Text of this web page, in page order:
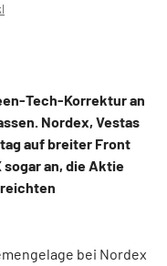
Tech-Korrektur an
Nordex, Vestas
auf breiter Front
an, die Aktie
bei Nordex